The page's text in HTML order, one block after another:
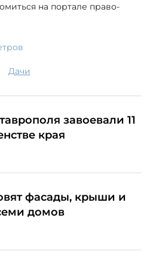
на портале право-
дачи
завоевали 11
края
фасады, крыши и
домов